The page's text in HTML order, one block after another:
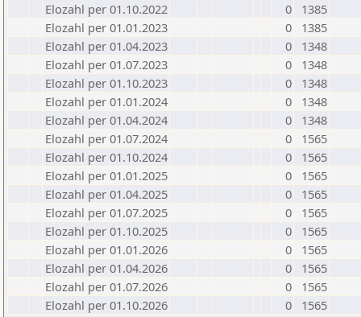
Elozahl per 01.10.2022
0
1385
Elozahl per 01.01.2023
0
1385
Elozahl per 01.04.2023
0
1348
Elozahl per 01.07.2023
0
1348
Elozahl per 01.10.2023
0
1348
Elozahl per 01.01.2024
0
1348
Elozahl per 01.04.2024
0
1348
Elozahl per 01.07.2024
0
1565
Elozahl per 01.10.2024
0
1565
Elozahl per 01.01.2025
0
1565
Elozahl per 01.04.2025
0
1565
Elozahl per 01.07.2025
0
1565
Elozahl per 01.10.2025
0
1565
Elozahl per 01.01.2026
0
1565
Elozahl per 01.04.2026
0
1565
Elozahl per 01.07.2026
0
1565
Elozahl per 01.10.2026
0 1565